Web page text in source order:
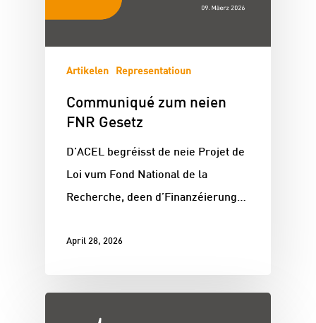
Artikelen Representatioun
Communiqué zum neien
FNR Gesetz
D’ACEL begréisst de neie Projet de
Loi vum Fond National de la
Recherche, deen d’Finanzéierung…
April 28, 2026